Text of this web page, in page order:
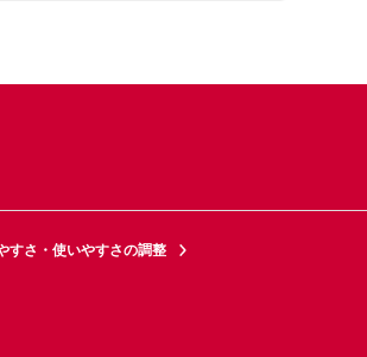
すさ・使いやすさの調整